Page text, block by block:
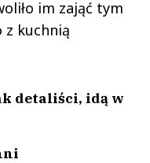
im zająć tym
z kuchnią
detaliści, idą w